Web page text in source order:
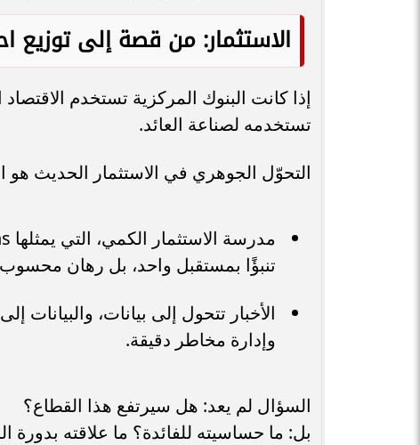
الاستثمار: من قصة إلى توزيع
إذا كانت البنوك المركزية تستخدم
تستخدمه لصناعة العائد.
التحوّل الجوهري في الاستثمار الحديث هو
تنبؤًا بمستقبل واحد، بل رهان
الأخبار تتحول إلى بيانات،
وإدارة مخاطر دقيقة.
السؤال لم يعد: هل سيرتفع هذا القطاع؟
بل: ما حساسيته للفائدة؟ ما علاقته بدورة